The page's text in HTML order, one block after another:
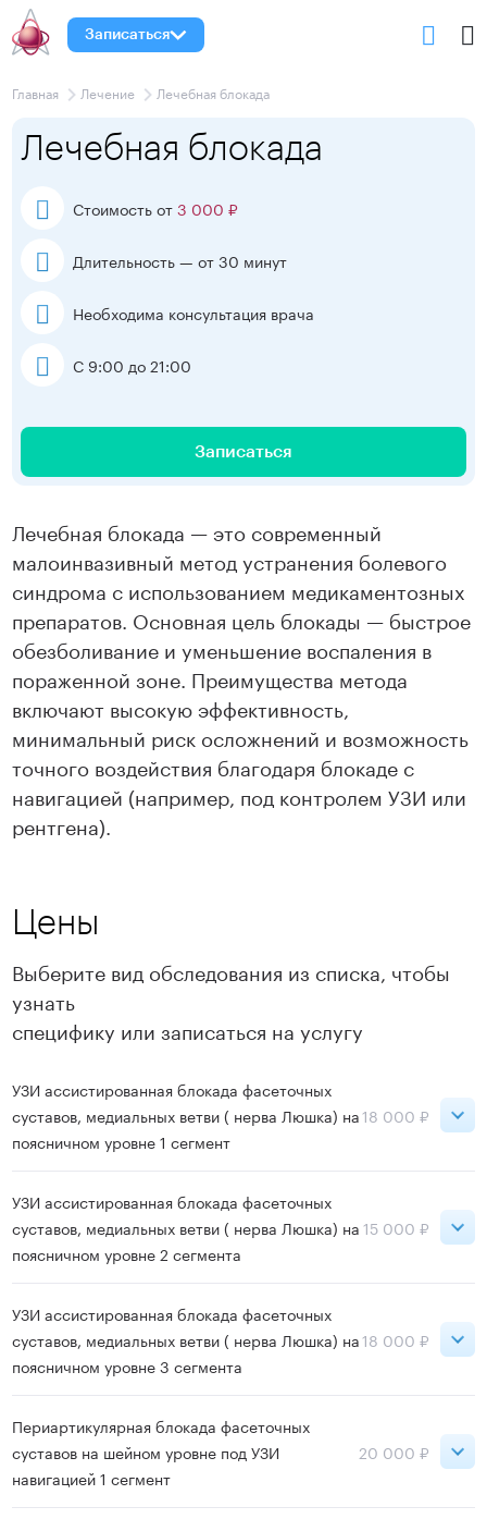
Записаться
Главная Лечение Лечебная блокада
Лечебная блокада
Стоимость от3 000 ₽
Длительность — от 30 минут
Необходима консультация врача
С 9:00 до 21:00
Записаться
Лечебная блокада — это современный
малоинвазивный метод устранения болевого
синдрома с использованием медикаментозных
препаратов. Основная цель блокады — быстрое
обезболивание и уменьшение воспаления в
пораженной зоне. Преимущества метода
включают высокую эффективность,
минимальный риск осложнений и возможность
точного воздействия благодаря блокаде с
навигацией (например, под контролем УЗИ или
рентгена).
Цены
Выберите вид обследования из списка, чтобы
узнать
специфику или записаться на услугу
УЗИ ассистированная блокада фасеточных
суставов, медиальных ветви ( нерва Люшка) на
поясничном уровне 1 сегмент
18 000 ₽
ВДНХ
Записаться
УЗИ ассистированная блокада фасеточных
суставов, медиальных ветви ( нерва Люшка) на
поясничном уровне 2 сегмента
15 000 ₽
ВДНХ
Записаться
УЗИ ассистированная блокада фасеточных
суставов, медиальных ветви ( нерва Люшка) на
поясничном уровне 3 сегмента
18 000 ₽
ВДНХ
Записаться
Периартикулярная блокада фасеточных
суставов на шейном уровне под УЗИ
навигацией 1 сегмент
20 000 ₽